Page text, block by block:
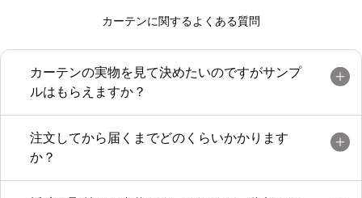
カーテンに関するよくある質問
カーテンの実物を見て決めたいのですがサンプ
ルはもらえますか？
注文してから届くまでどのくらいかかります
か？